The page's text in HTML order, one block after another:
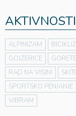
AKTIVNOSTI
ALPINIZAM
GOJZERICE
RAD NA VISINI
SPORTSKO PENJANJE
VIBRAM